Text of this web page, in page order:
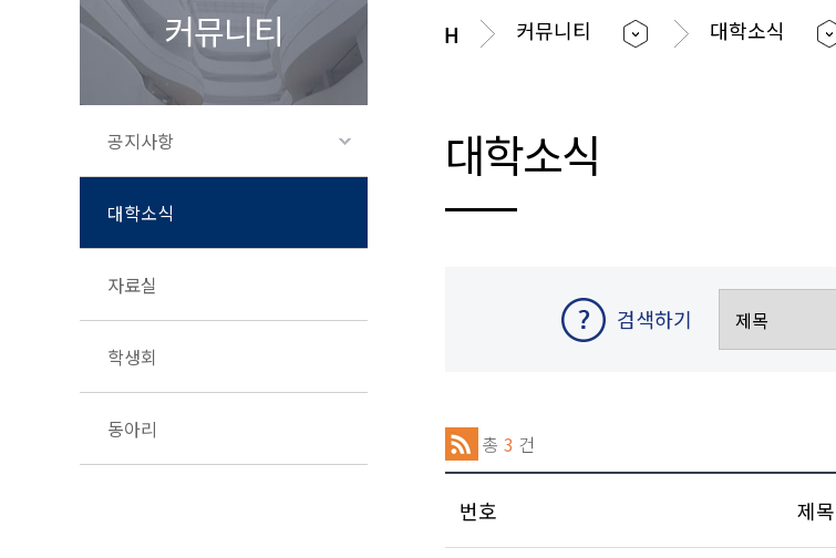
커뮤니티
공지사항
대학소식
자료실
학생회
동아리
커뮤니티 대학소식
대학소식
검색하기
총 3 건
번호 제목